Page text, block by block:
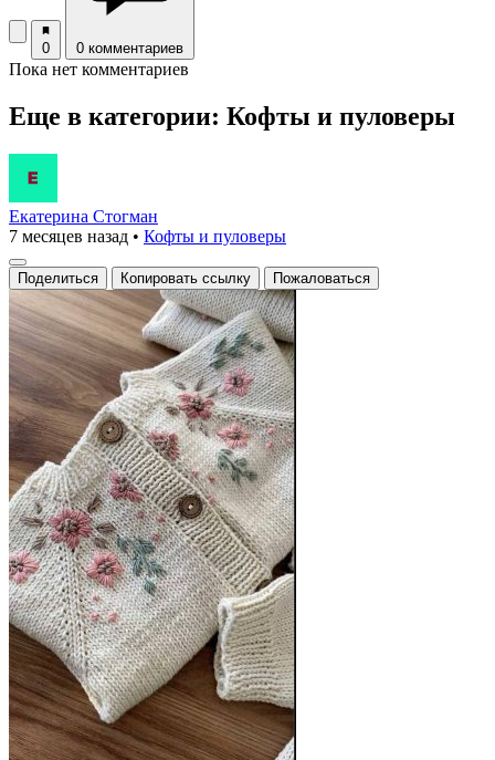
0 0 комментариев
Пока нет комментариев
Еще в категории: Кофты и пуловеры
Екатерина Стогман
7 месяцев назад • Кофты и пуловеры
Поделиться Копировать ссылку Пожаловаться